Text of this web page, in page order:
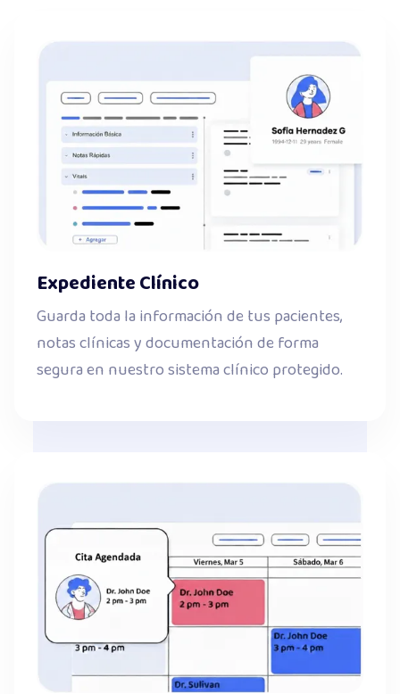
Expediente Clínico
Guarda toda la información de tus pacientes,
notas clínicas y documentación de forma
segura en nuestro sistema clínico protegido.